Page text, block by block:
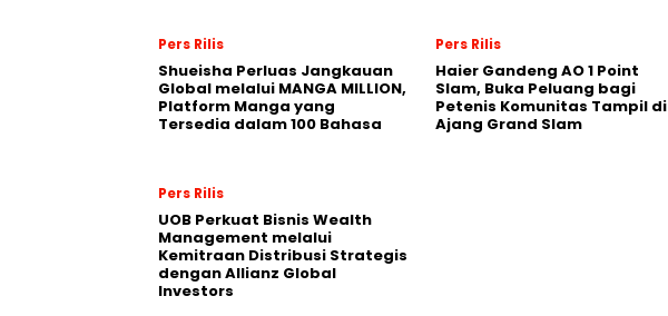
Pers Rilis
Shueisha Perluas Jangkauan
Global melalui MANGA MILLION,
Platform Manga yang
Tersedia dalam 100 Bahasa
Pers Rilis
Haier Gandeng AO 1 Point
Slam, Buka Peluang bagi
Petenis Komunitas Tampil di
Ajang Grand Slam
Pers Rilis
UOB Perkuat Bisnis Wealth
Management melalui
Kemitraan Distribusi Strategis
dengan Allianz Global
Investors